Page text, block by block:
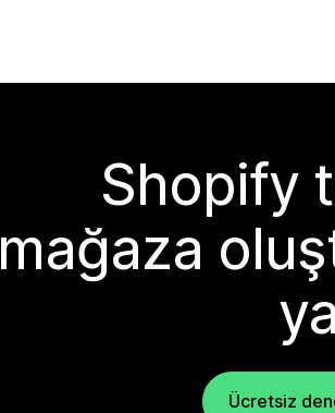
Shopify
mağaza
Ücretsiz